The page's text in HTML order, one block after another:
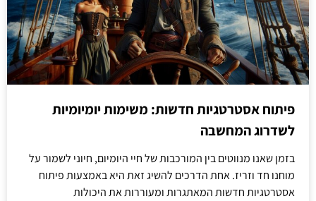
פיתוח אסטרטגיות חדשות: משימות יומיומיות
לשדרוג המחשבה
בזמן שאנו מנווטים בין המורכבות של חיי היומיום, חיוני לשמור על
מוחנו חד וזריז. אחת הדרכים להשיג זאת היא באמצעות פיתוח
אסטרטגיות חדשות המאתגרות ומעוררות את היכולות